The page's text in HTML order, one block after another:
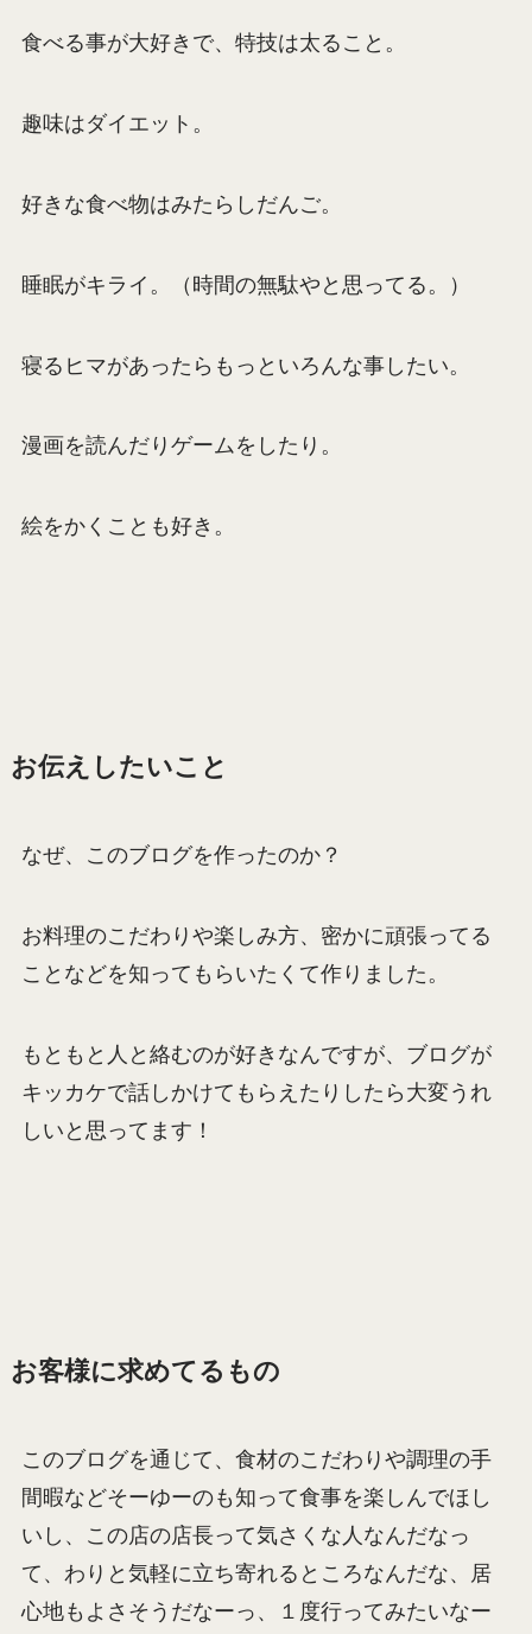
食べる事が大好きで、特技は太ること。
趣味はダイエット。
好きな食べ物はみたらしだんご。
睡眠がキライ。（時間の無駄やと思ってる。）
寝るヒマがあったらもっといろんな事したい。
漫画を読んだりゲームをしたり。
絵をかくことも好き。
お伝えしたいこと
なぜ、このブログを作ったのか？
お料理のこだわりや楽しみ方、密かに頑張ってる
ことなどを知ってもらいたくて作りました。
もともと人と絡むのが好きなんですが、ブログが
キッカケで話しかけてもらえたりしたら大変うれ
しいと思ってます！
お客様に求めてるもの
このブログを通じて、食材のこだわりや調理の手
間暇などそーゆーのも知って食事を楽しんでほし
いし、この店の店長って気さくな人なんだなっ
て、わりと気軽に立ち寄れるところなんだな、居
心地もよさそうだなーっ、１度行ってみたいなー